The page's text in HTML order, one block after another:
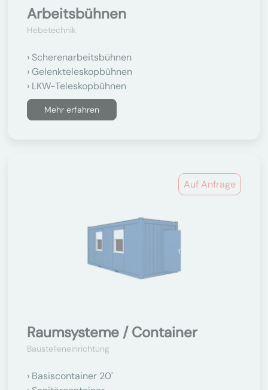
Arbeitsbühnen
Hebetechnik
Scherenarbeitsbühnen
Gelenkteleskopbühnen
LKW-Teleskopbühnen
Mehr erfahren
Auf Anfrage
Raumsysteme / Container
Baustelleneinrichtung
Basiscontainer 20'